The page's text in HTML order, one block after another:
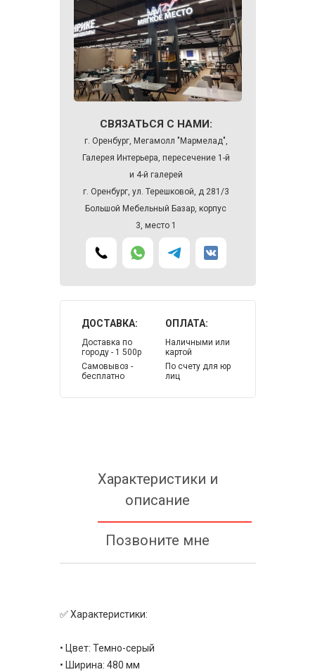
СВЯЗАТЬСЯ С НАМИ:
г. Оренбург, Мегамолл "Мармелад",
Галерея Интерьера, пересечение 1-й
и 4-й галерей
г. Оренбург, ул. Терешковой, д 281/3
Большой Мебельный Базар, корпус
3, место 1
ДОСТАВКА:
Доставка по
городу - 1 500р
Самовывоз -
бесплатно
ОПЛАТА:
Наличными или
картой
По счету для юр
лиц
Характеристики и
описание
Позвоните мне
✅ Характеристики:
• Цвет: Темно-серый
• Ширина: 480 мм